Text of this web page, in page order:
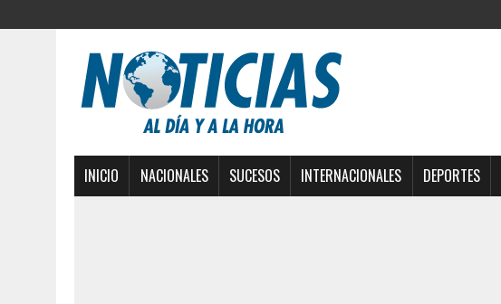
INICIO NACIONALES SUCESOS INTERNACIONALES DEPORTES